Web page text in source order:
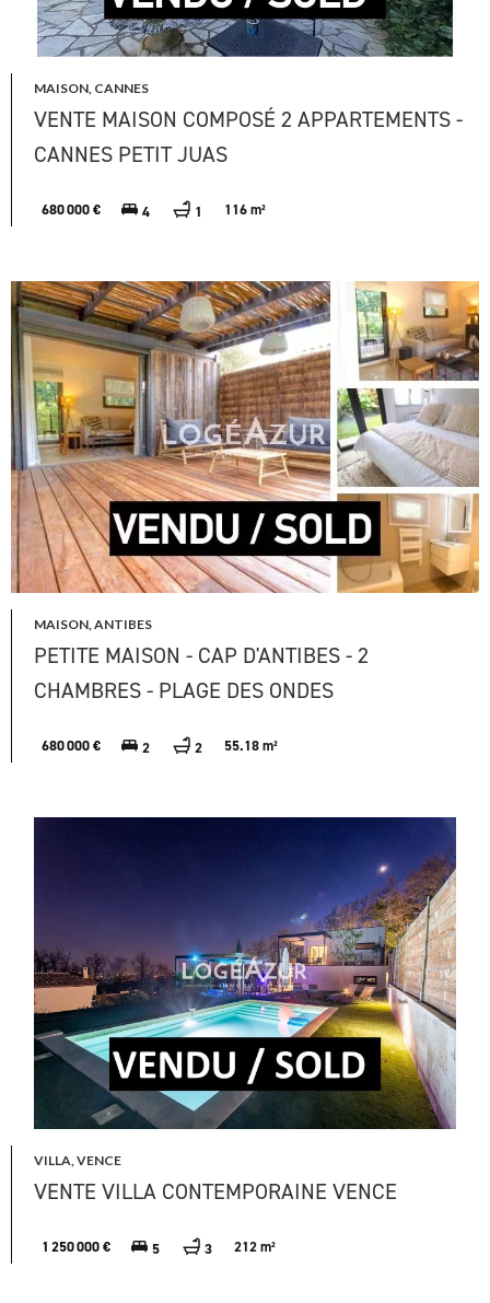
MAISON, CANNES
VENTE MAISON COMPOSÉ 2 APPARTEMENTS -
CANNES PETIT JUAS
680 000 € 4 1 116 m²
MAISON, ANTIBES
PETITE MAISON - CAP D'ANTIBES - 2
CHAMBRES - PLAGE DES ONDES
680 000 € 2 2 55.18 m²
VILLA, VENCE
VENTE VILLA CONTEMPORAINE VENCE
1 250 000 € 5 3 212 m²